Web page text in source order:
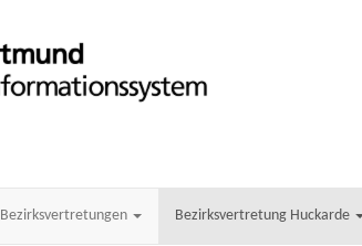
Bezirksvertretungen Bezirksvertretung Huckarde